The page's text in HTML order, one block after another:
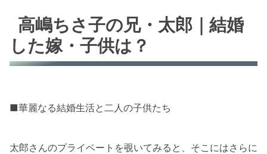
高嶋ちさ子の兄・太郎｜結婚
した嫁・子供は？
■華麗なる結婚生活と二人の子供たち
太郎さんのプライベートを覗いてみると、そこにはさらに